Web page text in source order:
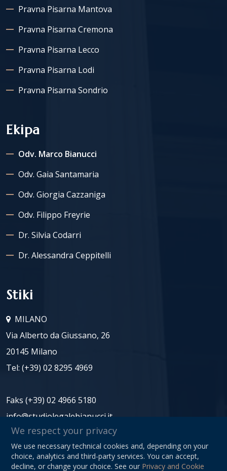
Pravna Pisarna Mantova
Pravna Pisarna Cremona
Pravna Pisarna Lecco
Pravna Pisarna Lodi
Pravna Pisarna Sondrio
Ekipa
Odv. Marco Bianucci
Odv. Gaia Santamaria
Odv. Giorgia Cazzaniga
Odv. Filippo Freyrie
Dr. Silvia Codarri
Dr. Alessandra Ceppitelli
Stiki
MILANO
Via Alberto da Giussano, 26
20145 Milano
Tel: (+39) 02 8295 4969
Faks (+39) 02 4966 5180
info@studiolegalebianucci.it
ID za DDV: 08125620966
Privacy Policy
We respect your privacy
We use necessary technical cookies and, depending on your
choice, analytics and third-party services. You can accept,
decline, or change your choice. See our Privacy and Cookie